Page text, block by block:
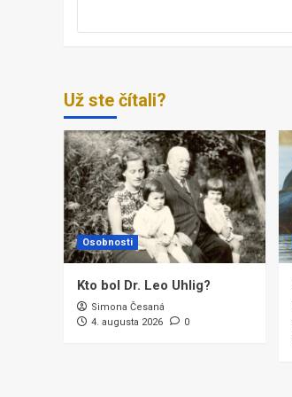
Už ste čítali?
Osobnosti
Kto bol Dr. Leo Uhlig?
Simona Česaná
4. augusta 2026
0